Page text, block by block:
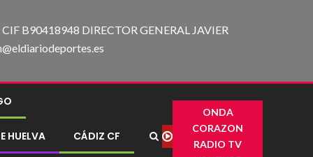
B90418948 DIRECTOR GENERAL JAVIER
HUELVA CÁDIZ CF
ONDA
CORAZON
RADIO TV